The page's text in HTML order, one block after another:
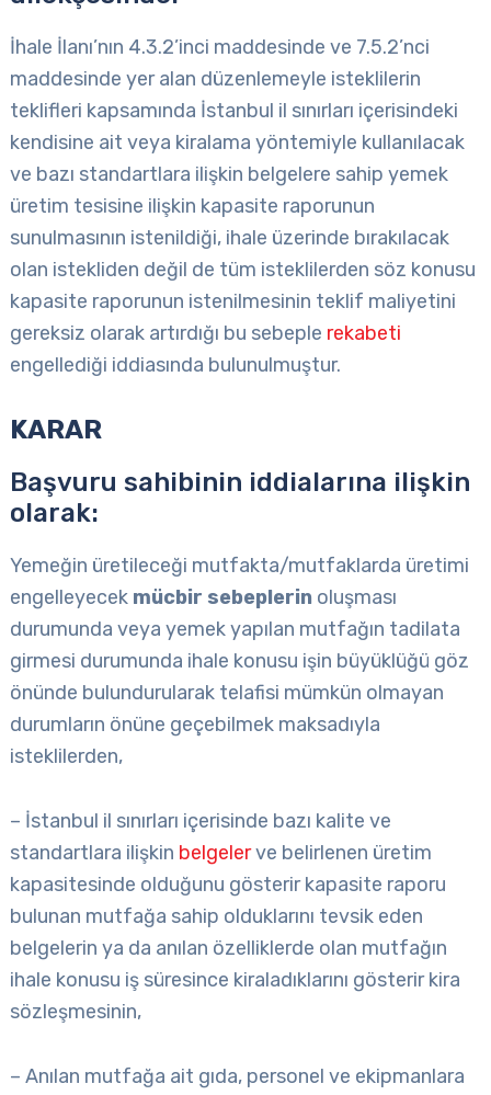
İhale İlanı’nın 4.3.2’inci maddesinde ve 7.5.2’nci
maddesinde yer alan düzenlemeyle isteklilerin
teklifleri kapsamında İstanbul il sınırları içerisindeki
kendisine ait veya kiralama yöntemiyle kullanılacak
ve bazı standartlara ilişkin belgelere sahip yemek
üretim tesisine ilişkin kapasite raporunun
sunulmasının istenildiği, ihale üzerinde bırakılacak
olan istekliden değil de tüm isteklilerden söz konusu
kapasite raporunun istenilmesinin teklif maliyetini
gereksiz olarak artırdığı bu sebeple rekabeti
engellediği iddiasında bulunulmuştur.
KARAR
Başvuru sahibinin iddialarına ilişkin
olarak:
Yemeğin üretileceği mutfakta/mutfaklarda üretimi
engelleyecek mücbir sebeplerinoluşması
durumunda veya yemek yapılan mutfağın tadilata
girmesi durumunda ihale konusu işin büyüklüğü göz
önünde bulundurularak telafisi mümkün olmayan
durumların önüne geçebilmek maksadıyla
isteklilerden,
– İstanbul il sınırları içerisinde bazı kalite ve
standartlara ilişkin belgelerve belirlenen üretim
kapasitesinde olduğunu gösterir kapasite raporu
bulunan mutfağa sahip olduklarını tevsik eden
belgelerin ya da anılan özelliklerde olan mutfağın
ihale konusu iş süresince kiraladıklarını gösterir kira
sözleşmesinin,
– Anılan mutfağa ait gıda, personel ve ekipmanlara